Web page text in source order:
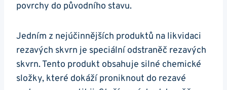
povrchy do původního stavu.
Jedním z nejúčinnějších produktů na likvidaci
rezavých skvrn je speciální odstraněč rezavých
skvrn. Tento produkt obsahuje silné chemické
složky, které dokáží proniknout do rezavé